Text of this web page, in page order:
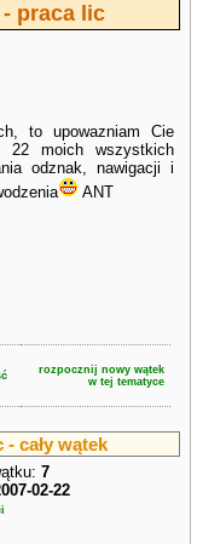
praca lic
to upowazniam Cie
22 moich wszystkich
odznak, nawigacji i
ANT
rozpocznij nowy wątek
w tej tematyce
cały wątek
7
02-22